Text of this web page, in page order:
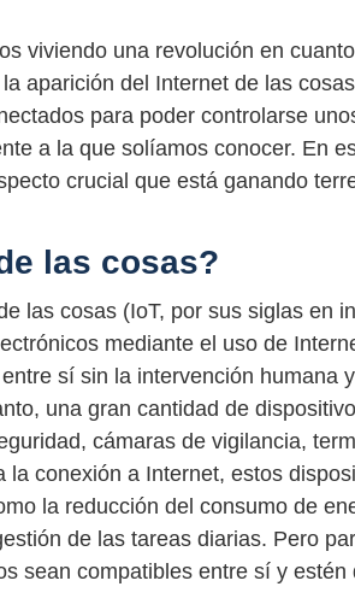
viviendo una revolución en
aparición del Internet de las
para poder controlarse
a la que solíamos conocer. En
crucial que está ganando
las cosas?
las cosas (IoT, por sus siglas en
mediante el uso de
sí sin la intervención humana
una gran cantidad de
cámaras de vigilancia,
la conexión a Internet, estos
la reducción del consumo de
de las tareas diarias. Pero
sean compatibles entre sí y